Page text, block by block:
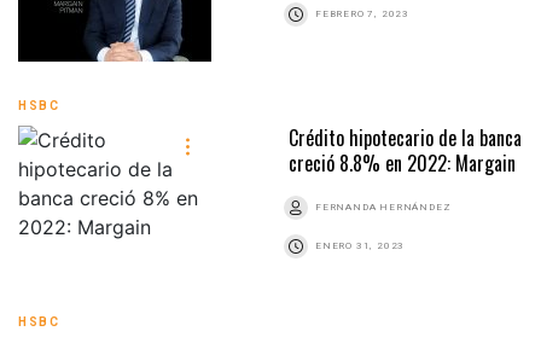
FEBRERO 7, 2023
HSBC
Crédito hipotecario de la banca
creció 8.8% en 2022: Margain
FERNANDA HERNÁNDEZ
ENERO 31, 2023
HSBC